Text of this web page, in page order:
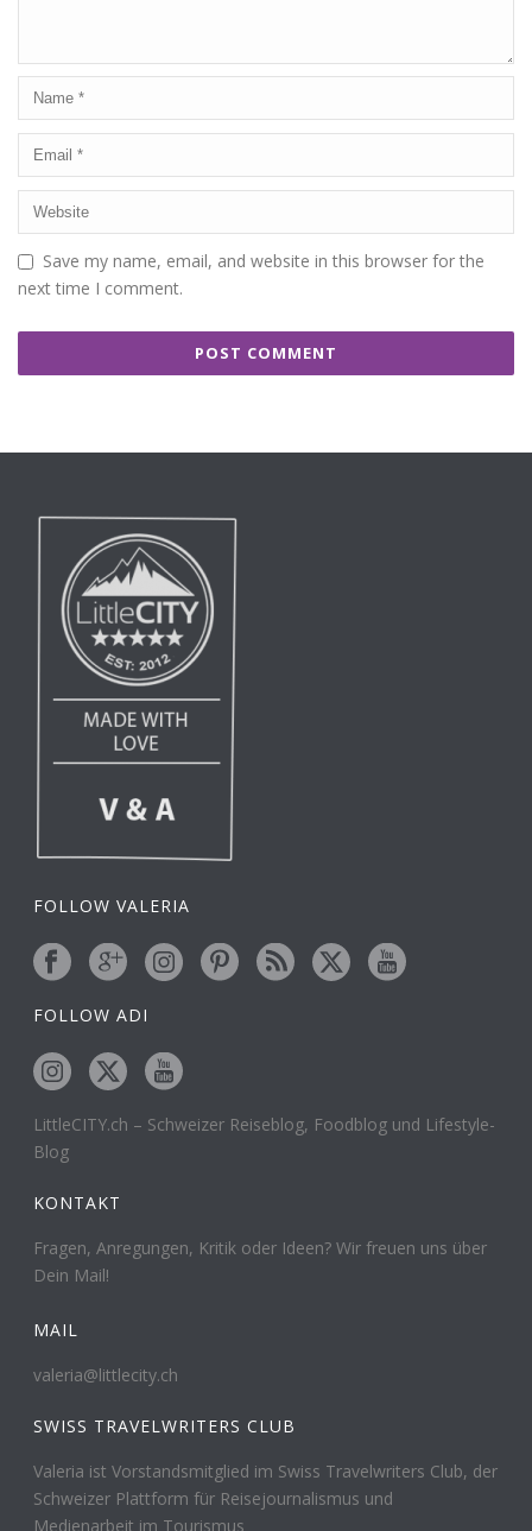
Save my name, email, and website in this browser for the
next time I comment.
FOLLOW VALERIA
FOLLOW ADI
LittleCITY.ch – Schweizer Reiseblog, Foodblog und Lifestyle-
Blog
KONTAKT
Fragen, Anregungen, Kritik oder Ideen? Wir freuen uns über
Dein Mail!
MAIL
valeria@littlecity.ch
SWISS TRAVELWRITERS CLUB
Valeria ist Vorstandsmitglied im Swiss Travelwriters Club, der
Schweizer Plattform für Reisejournalismus und
Medienarbeit im Tourismus